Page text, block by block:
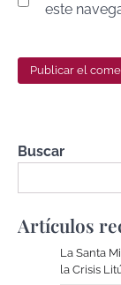
este
Buscar
Artículos
La Santa
la Crisis